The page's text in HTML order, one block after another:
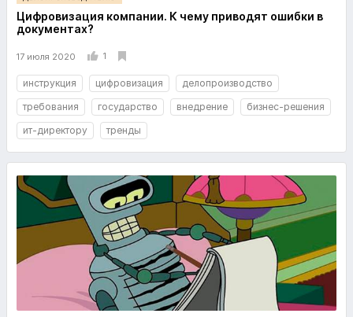
Цифровизация компании. К чему приводят ошибки в
документах?
17 июля 2020 1
инструкция цифровизация
делопроизводство
требования
государство внедрение
бизнес-решения
ит-директору
тренды